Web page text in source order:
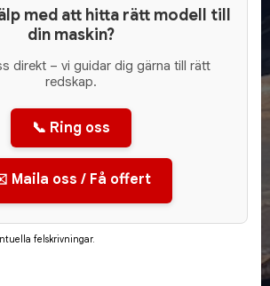
med att hitta rätt modell till
din maskin?
direkt – vi guidar dig gärna till rätt
redskap.
📞 Ring oss
Maila oss / Få offert
felskrivningar.